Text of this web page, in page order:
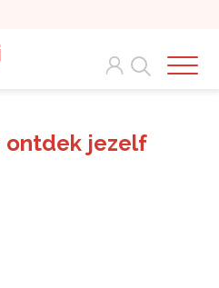
Search
ontdek jezelf